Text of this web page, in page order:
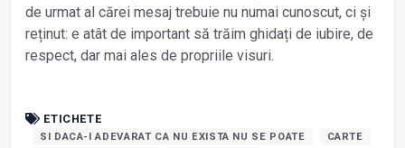
de urmat al cărei mesaj trebuie nu numai cunoscut, ci și
reținut: e atât de important să trăim ghidați de iubire, de
respect, dar mai ales de propriile visuri.
ETICHETE
SI DACA-I ADEVARAT CA NU EXISTA NU SE POATE
CARTE